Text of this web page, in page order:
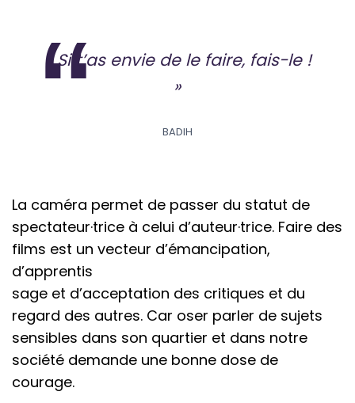
« Si t’as envie de le faire, fais-le !
»
BADIH
La caméra permet de passer du statut de
spectateur·trice à celui d’auteur·trice. Faire des
films est un vecteur d’émancipation,
d’apprentis
sage et d’acceptation des critiques et du
regard des autres. Car oser parler de sujets
sensibles dans son quartier et dans notre
société demande une bonne dose de
courage.